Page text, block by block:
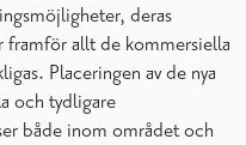
deras
framför allt de kommersiella
Placeringen av de nya
och tydligare
både inom området och